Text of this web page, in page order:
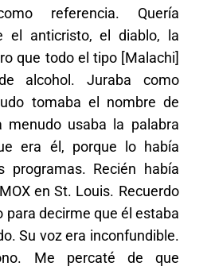
referencia. Quería
el anticristo, el diablo, la
que todo el tipo [Malachi]
alcohol. Juraba como
tomaba el nombre de
usaba la palabra
era él, porque lo había
programas. Recién había
en St. Louis. Recuerdo
para decirme que él estaba
Su voz era inconfundible.
Me percaté de que